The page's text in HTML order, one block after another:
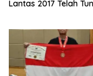
Lantas 2017 Telah